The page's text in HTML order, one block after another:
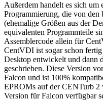
Außerdem handelt es sich um
Programmierung, die von den
(ehemalige Größen aus der
equivalenten Programmteile
Assemblercode allein für
CentVDI ist sogar schon
Desktop entwickelt und dann
geschrieben. Diese Version
Falcon und ist 100%
EPROMs auf der CENTurb
Version für Falcon verfügbar